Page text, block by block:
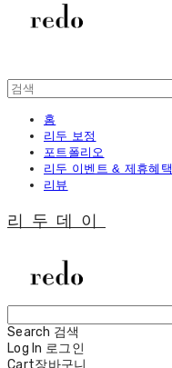
홈
리두 보정
포트폴리오
리두 이벤트 & 제휴혜택
리뷰
리두데이
Search 검색
Log In 로그인
Cart장바구니